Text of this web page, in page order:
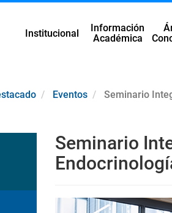
Institucional
Información
Académica
Eventos Seminario
Seminario